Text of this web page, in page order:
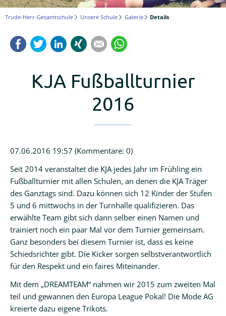
Logineo
Schulmanager
Online
Trude-Herr-Gesamtschule Unsere Schule Galerie Details
FacebookTwitterLinkedInXing Mail
KJA Fußballturnier
2016
07.06.2016 19:57 (Kommentare: 0)
Seit 2014 veranstaltet die KJA jedes Jahr im Frühling ein
Fußballturnier mit allen Schulen, an denen die KJA Träger
des Ganztags sind. Dazu können sich 12 Kinder der Stufen
5 und 6 mittwochs in der Turnhalle qualifizieren. Das
erwählte Team gibt sich dann selber einen Namen und
trainiert noch ein paar Mal vor dem Turnier gemeinsam.
Ganz besonders bei diesem Turnier ist, dass es keine
Schiedsrichter gibt. Die Kicker sorgen selbstverantwortlich
für den Respekt und ein faires Miteinander.
Mit dem „DREAMTEAM“ nahmen wir 2015 zum zweiten Mal
teil und gewannen den Europa League Pokal! Die Mode AG
kreierte dazu eigene Trikots.